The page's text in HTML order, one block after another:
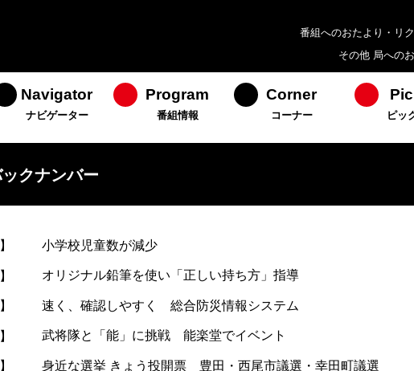
番組へのおたより・リ
その他 局への
Navigator
ナビゲーター
Program
番組情報
Corner
コーナー ピッ
クナンバー
小学校児童数が減少
オリジナル鉛筆を使い「正しい持ち方」指導
速く、確認しやすく 総合防災情報システム
武将隊と「能」に挑戦 能楽堂でイベント
身近な選挙 きょう投開票 豊田・西尾市議選・幸田町議選